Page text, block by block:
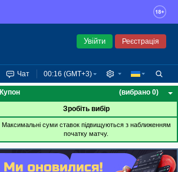
Увійти Реєстрація
Чат 00:16 (GMT+3)
Купон
(вибрано 0)
Зробіть вибір
Максимальні суми ставок підвищуються з наближенням
початку матчу.